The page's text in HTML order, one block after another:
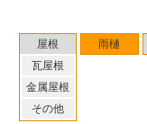
屋根
瓦屋根
金属屋根
その他
雨樋